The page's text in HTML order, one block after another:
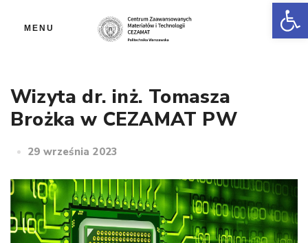
MENU
Wizyta dr. inż. Tomasza
Brożka w CEZAMAT PW
29 września 2023